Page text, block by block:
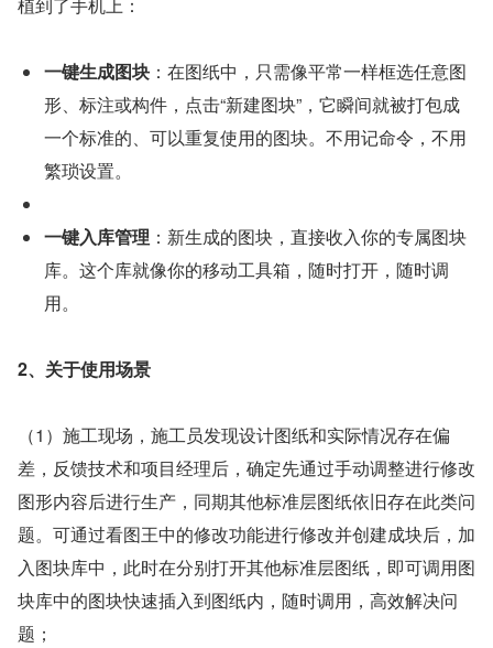
一键生成图块 ：在图纸中，只需像平常一样框选任意图
形、标注或构件，点击“新建图块”，它瞬间就被打包成
一个标准的、可以重复使用的图块。不用记命令，不用
繁琐设置。
一键入库管理 ：新生成的图块，直接收入你的专属图块
库。这个库就像你的移动工具箱，随时打开，随时调
用。
2、关于使用场景
（1）施工现场，施工员发现设计图纸和实际情况存在偏
差，反馈技术和项目经理后，确定先通过手动调整进行修改
图形内容后进行生产，同期其他标准层图纸依旧存在此类问
题。可通过看图王中的修改功能进行修改并创建成块后，加
入图块库中，此时在分别打开其他标准层图纸，即可调用图
块库中的图块快速插入到图纸内，随时调用，高效解决问
题；